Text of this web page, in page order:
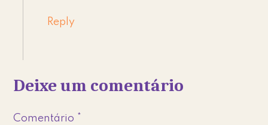
Reply
Deixe um comentário
Comentário